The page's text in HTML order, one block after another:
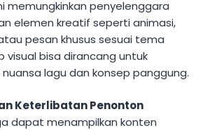
memungkinkan penyelenggara
elemen kreatif seperti animasi,
pesan khusus sesuai tema
visual bisa dirancang untuk
lagu dan konsep panggung.
Keterlibatan Penonton
dapat menampilkan konten